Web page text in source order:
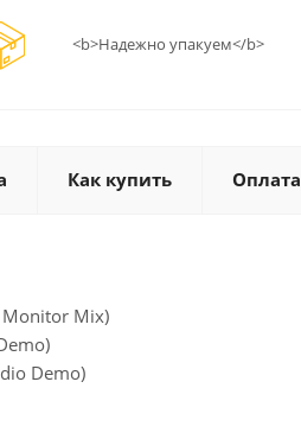
<b>Надежно упакуем</b>
Как купить Оплата
Monitor Mix)
Demo)